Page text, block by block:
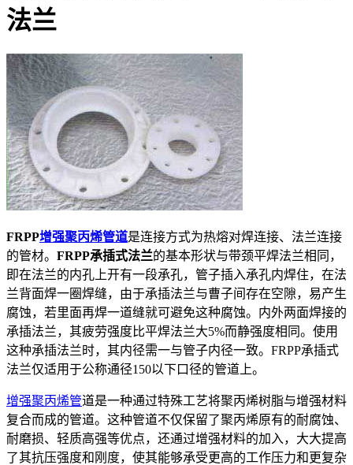
法兰
FRPP增强聚丙烯管道是连接方式为热熔对焊连接、法兰连接
的管材。 FRPP承插式法兰的基本形状与带颈平焊法兰相同，
即在法兰的内孔上开有一段承孔，管子插入承孔内焊住，在法
兰背面焊一圈焊缝，由于承插法兰与曹子间存在空隙，易产生
腐蚀，若里面再焊一道缝就可避免这种腐蚀。内外两面焊接的
承插法兰，其疲劳强度比平焊法兰大5%而静强度相同。使用
这种承插法兰时，其内径需一与管子内径一致。FRPP承插式
法兰仅适用于公称通径150以下口径的管道上。
增强聚丙烯管道是一种通过特殊工艺将聚丙烯树脂与增强材料
复合而成的管道。这种管道不仅保留了聚丙烯原有的耐腐蚀、
耐磨损、轻质高强等优点，还通过增强材料的加入，大大提高
了其抗压强度和刚度，使其能够承受更高的工作压力和更复杂